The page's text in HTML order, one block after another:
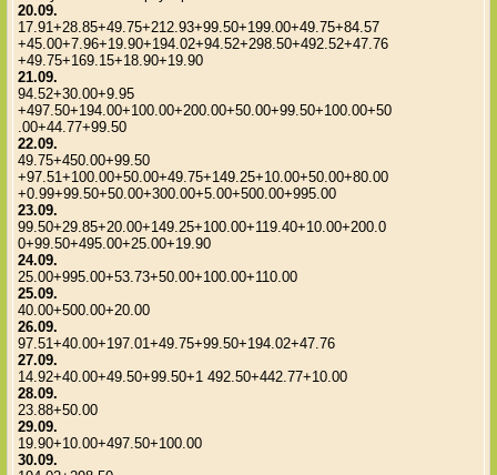
20.09.
17.91+28.85+49.75+212.93+99.50+199.00+49.75+84.57
+45.00+7.96+19.90+194.02+94.52+298.50+492.52+47.76
+49.75+169.15+18.90+19.90
21.09.
94.52+30.00+9.95
+497.50+194.00+100.00+200.00+50.00+99.50+100.00+50
.00+44.77+99.50
22.09.
49.75+450.00+99.50
+97.51+100.00+50.00+49.75+149.25+10.00+50.00+80.00
+0.99+99.50+50.00+300.00+5.00+500.00+995.00
23.09.
99.50+29.85+20.00+149.25+100.00+119.40+10.00+200.0
0+99.50+495.00+25.00+19.90
24.09.
25.00+995.00+53.73+50.00+100.00+110.00
25.09.
40.00+500.00+20.00
26.09.
97.51+40.00+197.01+49.75+99.50+194.02+47.76
27.09.
14.92+40.00+49.50+99.50+1 492.50+442.77+10.00
28.09.
23.88+50.00
29.09.
19.90+10.00+497.50+100.00
30.09.